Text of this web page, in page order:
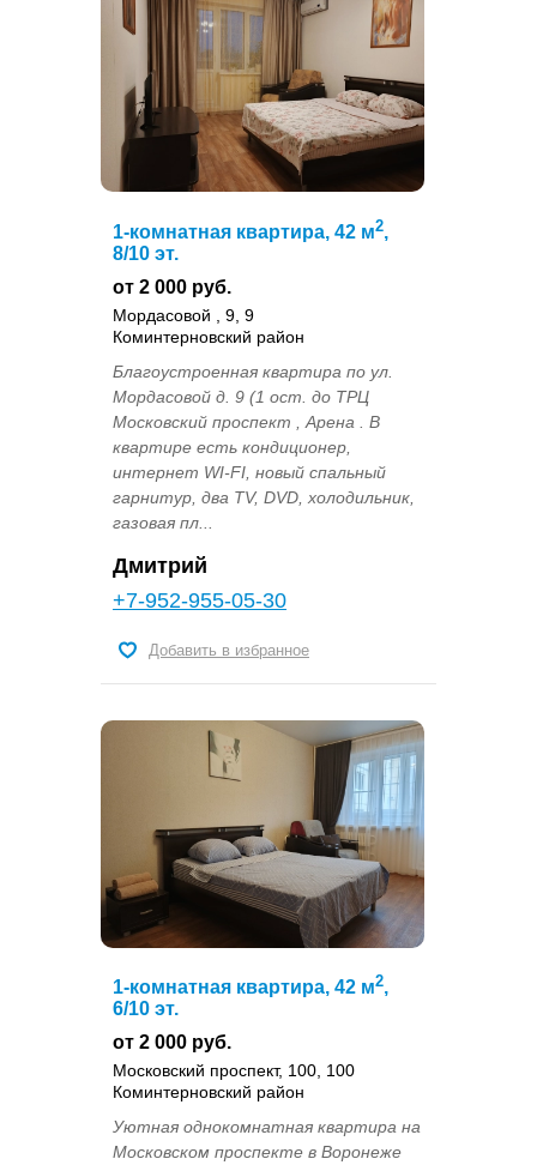
1-комнатная квартира, 42 м2,
8/10 эт.
от 2 000 руб.
Мордасовой , 9, 9
Коминтерновский район
Благоустроенная квартира по ул.
Мордасовой д. 9 (1 ост. до ТРЦ
Московский проспект , Арена . В
квартире есть кондиционер,
интернет WI-FI, новый спальный
гарнитур, два TV, DVD, холодильник,
газовая пл...
Дмитрий
+7-952-955-05-30
Добавить в избранное
1-комнатная квартира, 42 м2,
6/10 эт.
от 2 000 руб.
Московский проспект, 100, 100
Коминтерновский район
Уютная однокомнатная квартира на
Московском проспекте в Воронеже